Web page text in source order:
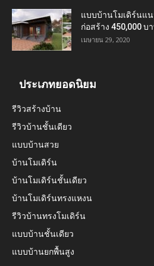
แบบบ้านโมเดิร์นแ
ก่อสร้าง 450,000 บ
เมษายน 29, 2020
ประเภทยอดนิยม
รีวิวสร้างบ้าน
รีวิวบ้านชั้นเดียว
แบบบ้านสวย
บ้านโมเดิร์น
บ้านโมเดิร์นชั้นเดียว
บ้านโมเดิร์นทรงแหงน
รีวิวบ้านทรงโมเดิร์น
แบบบ้านชั้นเดียว
แบบบ้านยกพื้นสูง